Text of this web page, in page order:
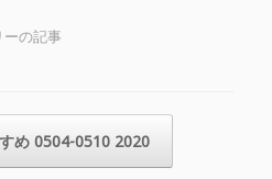
ーの記事
め 0504-0510 2020